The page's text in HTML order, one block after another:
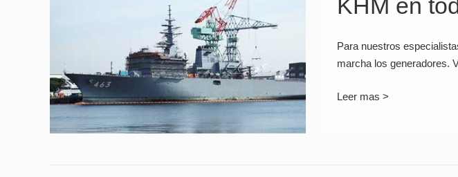
KHM en
Para nuestros
marcha los generadores.
Leer mas >